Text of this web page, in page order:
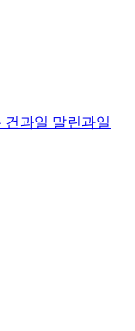
건과일 말린과일